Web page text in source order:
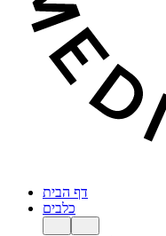
דף הבית
כלבים